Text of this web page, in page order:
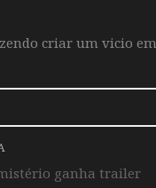
criar um vicio em
ganha trailer